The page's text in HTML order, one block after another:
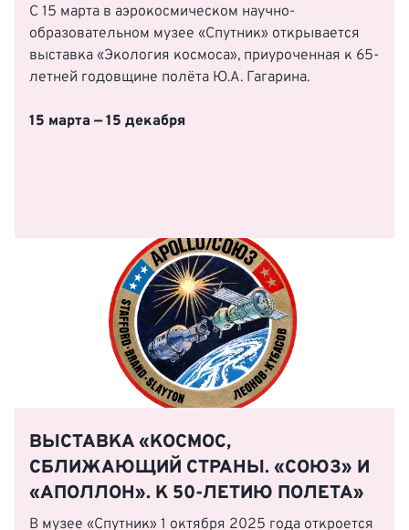
С 15 марта в аэрокосмическом научно-
образовательном музее «Спутник» открывается
выставка «Экология космоса», приуроченная к 65-
летней годовщине полёта Ю.А. Гагарина.
15 марта — 15 декабря
ВЫСТАВКА «КОСМОС,
СБЛИЖАЮЩИЙ СТРАНЫ. «СОЮЗ» И
«АПОЛЛОН». К 50-ЛЕТИЮ ПОЛЕТА»
В музее «Спутник» 1 октября 2025 года откроется